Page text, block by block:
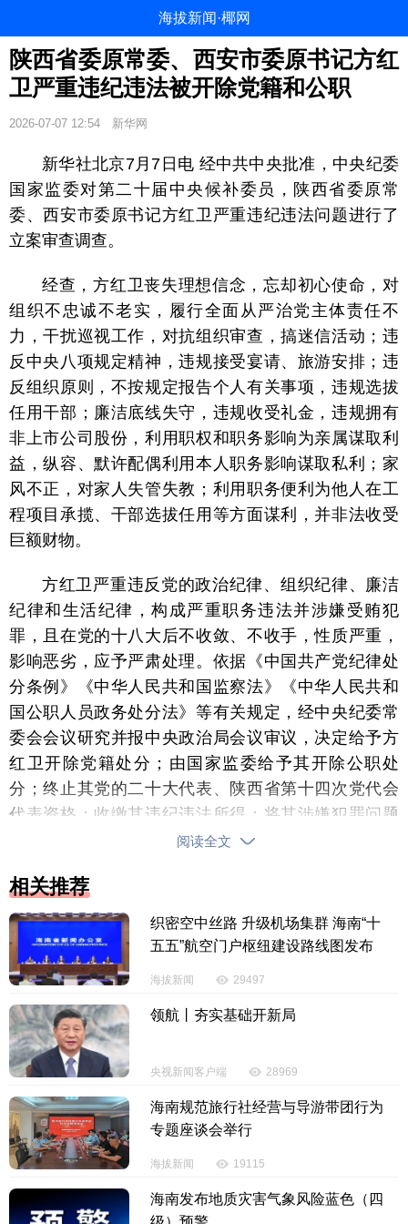
海拔新闻·椰网
陕西省委原常委、西安市委原书记方红
卫严重违纪违法被开除党籍和公职
2026-07-07 12:54 新华网
新华社北京7月7日电 经中共中央批准，中央纪委
国家监委对第二十届中央候补委员，陕西省委原常
委、西安市委原书记方红卫严重违纪违法问题进行了
立案审查调查。
经查，方红卫丧失理想信念，忘却初心使命，对
组织不忠诚不老实，履行全面从严治党主体责任不
力，干扰巡视工作，对抗组织审查，搞迷信活动；违
反中央八项规定精神，违规接受宴请、旅游安排；违
反组织原则，不按规定报告个人有关事项，违规选拔
任用干部；廉洁底线失守，违规收受礼金，违规拥有
非上市公司股份，利用职权和职务影响为亲属谋取利
益，纵容、默许配偶利用本人职务影响谋取私利；家
风不正，对家人失管失教；利用职务便利为他人在工
程项目承揽、干部选拔任用等方面谋利，并非法收受
巨额财物。
方红卫严重违反党的政治纪律、组织纪律、廉洁
纪律和生活纪律，构成严重职务违法并涉嫌受贿犯
罪，且在党的十八大后不收敛、不收手，性质严重，
影响恶劣，应予严肃处理。依据《中国共产党纪律处
分条例》《中华人民共和国监察法》《中华人民共和
国公职人员政务处分法》等有关规定，经中央纪委常
委会会议研究并报中央政治局会议审议，决定给予方
红卫开除党籍处分；由国家监委给予其开除公职处
分；终止其党的二十大代表、陕西省第十四次党代会
代表资格；收缴其违纪违法所得；将其涉嫌犯罪问题
移送检察机关依法审查起诉，所涉财物一并移送。给
予以追认。
（原标题：陕西省委原常委、西安市委原书记方
红卫严重违纪违法被开除党籍和公职）
【责任编辑：刘如英】
阅读全文
相关推荐
织密空中丝路 升级机场集群 海南“十
五五”航空门户枢纽建设路线图发布
海拔新闻 29497
领航丨夯实基础开新局
央视新闻客户端 28969
海南规范旅行社经营与导游带团行为
专题座谈会举行
海拔新闻 19115
海南发布地质灾害气象风险蓝色（四